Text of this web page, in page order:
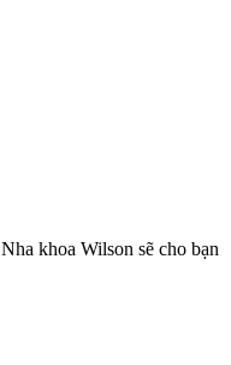
khoa Wilson sẽ cho bạn